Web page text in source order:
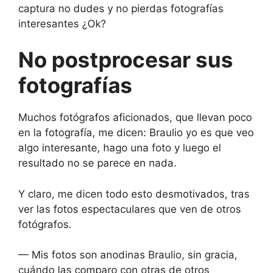
captura no dudes y no pierdas fotografías
interesantes ¿Ok?
No postprocesar sus
fotografías
Muchos fotógrafos aficionados, que llevan poco
en la fotografía, me dicen: Braulio yo es que veo
algo interesante, hago una foto y luego el
resultado no se parece en nada.
Y claro, me dicen todo esto desmotivados, tras
ver las fotos espectaculares que ven de otros
fotógrafos.
— Mis fotos son anodinas Braulio, sin gracia,
cuándo las comparo con otras de otros